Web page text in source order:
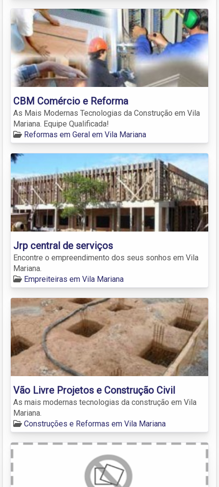
CBM Comércio e Reforma
As Mais Modernas Tecnologias da Construção em Vila
Mariana. Equipe Qualificada!
Reformas em Geral em Vila Mariana
Jrp central de serviços
Encontre o empreendimento dos seus sonhos em Vila
Mariana.
Empreiteiras em Vila Mariana
Vão Livre Projetos e Construção Civil
As mais modernas tecnologias da construção em Vila
Mariana.
Construções e Reformas em Vila Mariana